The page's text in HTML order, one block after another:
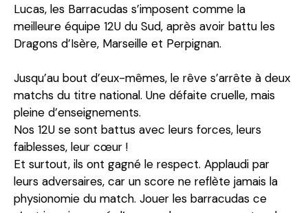
Lucas, les Barracudas s’imposent comme la
meilleure équipe 12U du Sud, après avoir battu les
Dragons d’Isère, Marseille et Perpignan.
Jusqu’au bout d’eux-mêmes, le rêve s’arrête à deux
matchs du titre national. Une défaite cruelle, mais
pleine d’enseignements.
Nos 12U se sont battus avec leurs forces, leurs
faiblesses, leur cœur !
Et surtout, ils ont gagné le respect. Applaudi par
leurs adversaires, car un score ne reflète jamais la
physionomie du match. Jouer les barracudas ce